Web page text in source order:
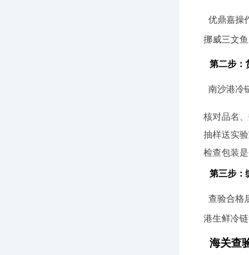
优鼎嘉操
挪威三文
第二步：
南沙港冷
核对品名
抽样送实
检查包装
第三步：
查验合格
港生鲜冷
海关查